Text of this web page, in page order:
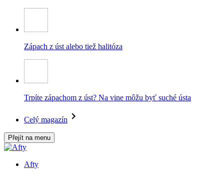
Zápach z úst alebo tiež halitóza
Trpíte zápachom z úst? Na vine môžu byť suché ústa
Celý magazín
Přejít na menu
Afty